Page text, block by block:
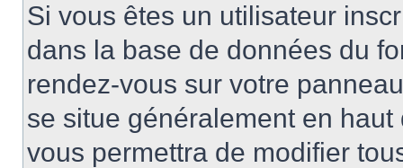
Si vous êtes un utilisateur
dans la base de données du
rendez-vous sur votre
se situe généralement en
vous permettra de modifier